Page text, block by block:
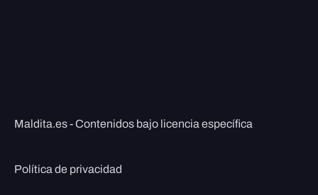
Maldita.es - Contenidos bajo licencia específica
Política de privacidad